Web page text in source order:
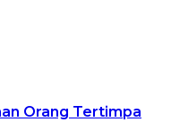
Orang Tertimpa